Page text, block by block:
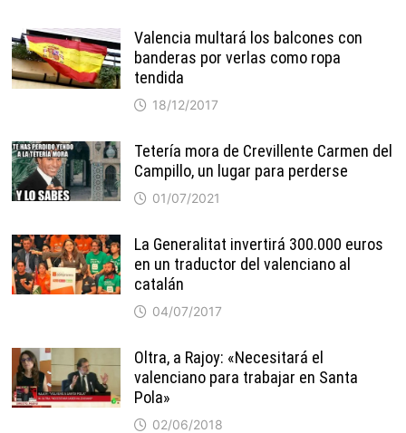
Valencia multará los balcones con
banderas por verlas como ropa
tendida
18/12/2017
Tetería mora de Crevillente Carmen del
Campillo, un lugar para perderse
01/07/2021
La Generalitat invertirá 300.000 euros
en un traductor del valenciano al
catalán
04/07/2017
Oltra, a Rajoy: «Necesitará el
valenciano para trabajar en Santa
Pola»
02/06/2018